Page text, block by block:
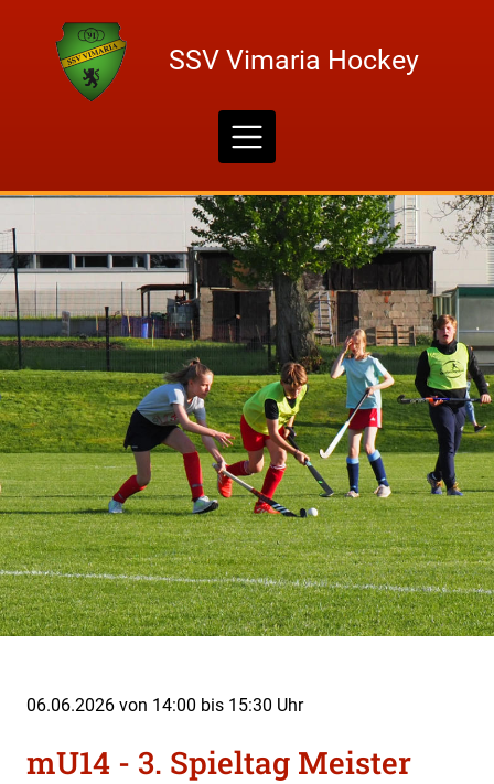
SSV Vimaria Hockey
06.06.2026 von 14:00 bis 15:30 Uhr
mU14 - 3. Spieltag Meister